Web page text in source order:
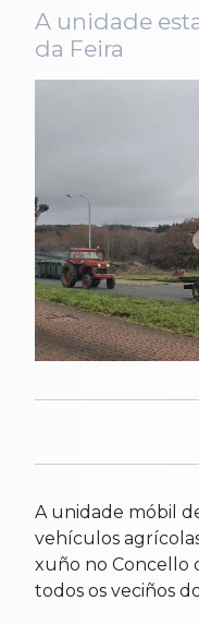
A unidade
da Feira
A unidade móbil
vehículos
xuño no Concello
todos os veciños